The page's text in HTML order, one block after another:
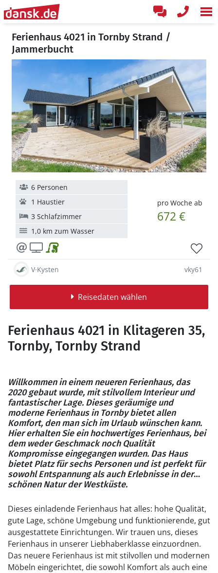
Ferienhaus 4021 in Tornby Strand /
Jammerbucht
pro Woche ab
672 €
6 Personen
1 Haustier
3 Schlafzimmer
1,0 km zum Wasser
V·Kysten vky61
Reisedaten wählen
Ferienhaus 4021 in Klitageren 35,
Tornby, Tornby Strand
Willkommen in einem neueren Ferienhaus, das
2020 gebaut wurde, mit stilvollem Interieur und
fantastischer Lage. Dieses geräumige und
moderne Ferienhaus in Tornby bietet allen
Komfort, den man sich im Urlaub wünschen kann.
Hier erhalten Sie ein hochwertiges Ferienhaus, bei
dem weder Geschmack noch Qualität
Kompromisse eingegangen wurden. Das Haus
bietet Platz für sechs Personen und ist perfekt für
sowohl Entspannung als auch Erlebnisse in der
schönen Natur der Westküste.
Dieses einladende Ferienhaus hat alles: hohe Qualität,
gute Lage, schöne Umgebung und funktionierende, gut
ausgestattete Einrichtungen. Wir trauen uns, dieses
Ferienhaus in unserer Liebhaberklasse einzuordnen.
Das neuere Ferienhaus ist mit stilvollen und modernen
Möbeln eingerichtet, die sowohl Komfort als auch eine